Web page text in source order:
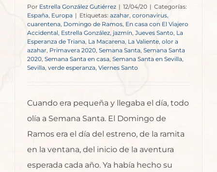
Por Estrella González Gutiérrez | 12/04/20 | Categorías:
España Europa | Etiquetas: azahar coronavirus,
cuarentena, Domingo de Ramos, En casa con El Viajero
Accidental, Estrella González jazmín Jueves Santo La
Esperanza de Triana La Macarena, La Valiente olor a
azahar Primavera 2020 Semana Santa Semana Santa
2020, Semana Santa en casa Semana Santa en Sevilla,
Sevilla, verde esperanza, Viernes Santo
Cuando era pequeña y llegaba el día, todo
olía a Semana Santa. El Domingo de
Ramos era el día del estreno, de la ramita
en la ventana, del inicio de la aventura
esperada cada año. Ya había hecho su